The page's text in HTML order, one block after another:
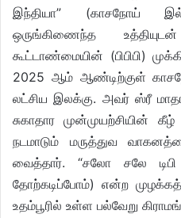
இந்தியா” (காசநோய்
ஒருங்கிணைந்த
கூட்டாண்மையின் (பிபிபி)
2025 ஆம் ஆண்டிற்குள்
லட்சிய இலக்கு. அவர் ஸ்ரீ
சுகாதார முன்முயற்சியின்
நடமாடும் மருத்துவ
வைத்தார். “சலோ சலே
தோற்கடிப்போம்) என்ற
உதம்பூரில் உள்ள பல்வேறு